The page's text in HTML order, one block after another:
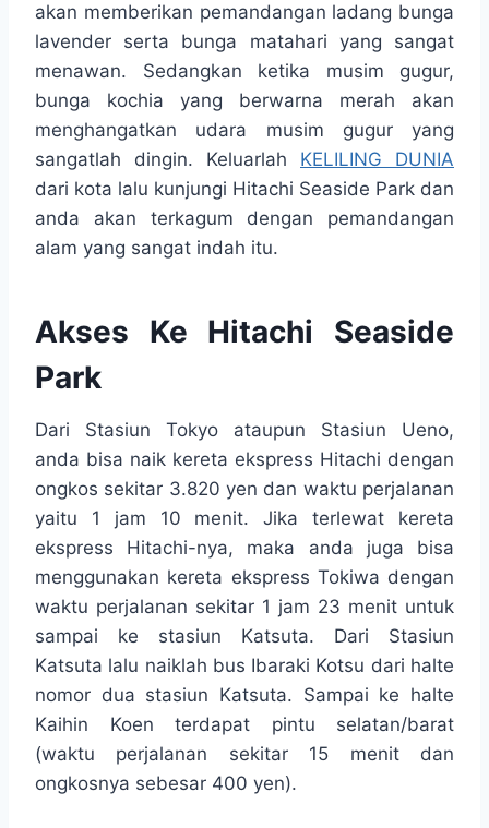
akan memberikan pemandangan ladang bunga
lavender serta bunga matahari yang sangat
menawan. Sedangkan ketika musim gugur,
bunga kochia yang berwarna merah akan
menghangatkan udara musim gugur yang
sangatlah dingin. Keluarlah KELILING DUNIA
dari kota lalu kunjungi Hitachi Seaside Park dan
anda akan terkagum dengan pemandangan
alam yang sangat indah itu.
Akses Ke Hitachi Seaside
Park
Dari Stasiun Tokyo ataupun Stasiun Ueno,
anda bisa naik kereta ekspress Hitachi dengan
ongkos sekitar 3.820 yen dan waktu perjalanan
yaitu 1 jam 10 menit. Jika terlewat kereta
ekspress Hitachi-nya, maka anda juga bisa
menggunakan kereta ekspress Tokiwa dengan
waktu perjalanan sekitar 1 jam 23 menit untuk
sampai ke stasiun Katsuta. Dari Stasiun
Katsuta lalu naiklah bus Ibaraki Kotsu dari halte
nomor dua stasiun Katsuta. Sampai ke halte
Kaihin Koen terdapat pintu selatan/barat
(waktu perjalanan sekitar 15 menit dan
ongkosnya sebesar 400 yen).